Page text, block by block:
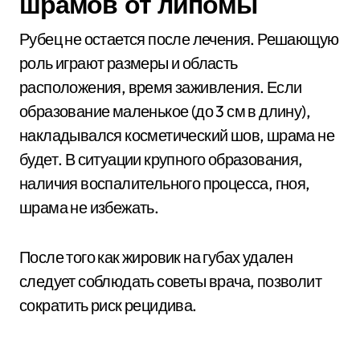
Рубец не остается после лечения. Решающую
роль играют размеры и область
расположения, время заживления. Если
образование маленькое (до 3 см в длину),
накладывался косметический шов, шрама не
будет. В ситуации крупного образования,
наличия воспалительного процесса, гноя,
шрама не избежать.
После того как жировик на губах удален
следует соблюдать советы врача, позволит
сократить риск рецидива.